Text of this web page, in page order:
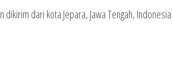
dari kota Jepara, Jawa Tengah, Indonesia